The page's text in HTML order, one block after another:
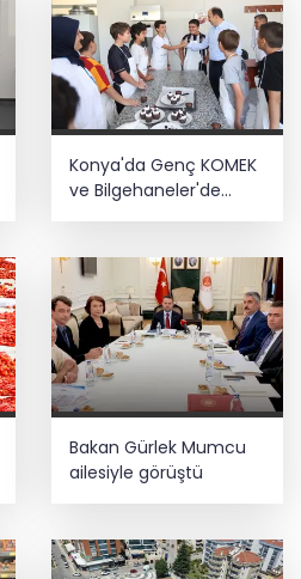
Konya'da Genç KOMEK
ve Bilgehaneler'de
eğlenceli yaz
Bakan Gürlek Mumcu
ailesiyle görüştü